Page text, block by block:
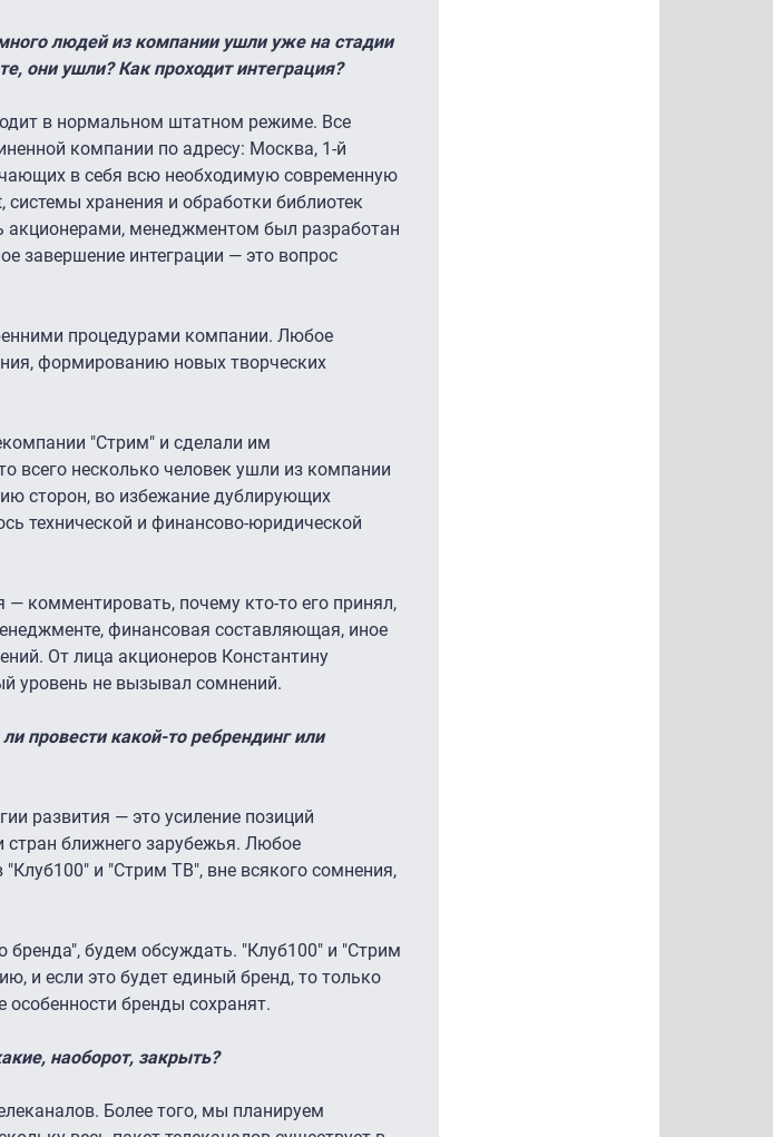
людей из компании ушли уже на стадии
они ушли? Как проходит интеграция?
в нормальном штатном режиме. Все
компании по адресу: Москва, 1-й
в себя всю необходимую современную
хранения и обработки библиотек
акционерами, менеджментом был разработан
завершение интеграции — это вопрос
процедурами компании. Любое
формированию новых творческих
"Стрим" и сделали им
всего несколько человек ушли из компании
сторон, во избежание дублирующих
технической и финансово-юридической
комментировать, почему кто-то его принял,
финансовая составляющая, иное
От лица акционеров Константину
уровень не вызывал сомнений.
провести какой-то ребрендинг или
развития — это усиление позиций
стран ближнего зарубежья. Любое
и "Стрим ТВ", вне всякого сомнения,
бренда", будем обсуждать. "Клуб100" и "Стрим
и если это будет единый бренд, то только
бренды сохранят.
наоборот, закрыть?
Более того, мы планируем